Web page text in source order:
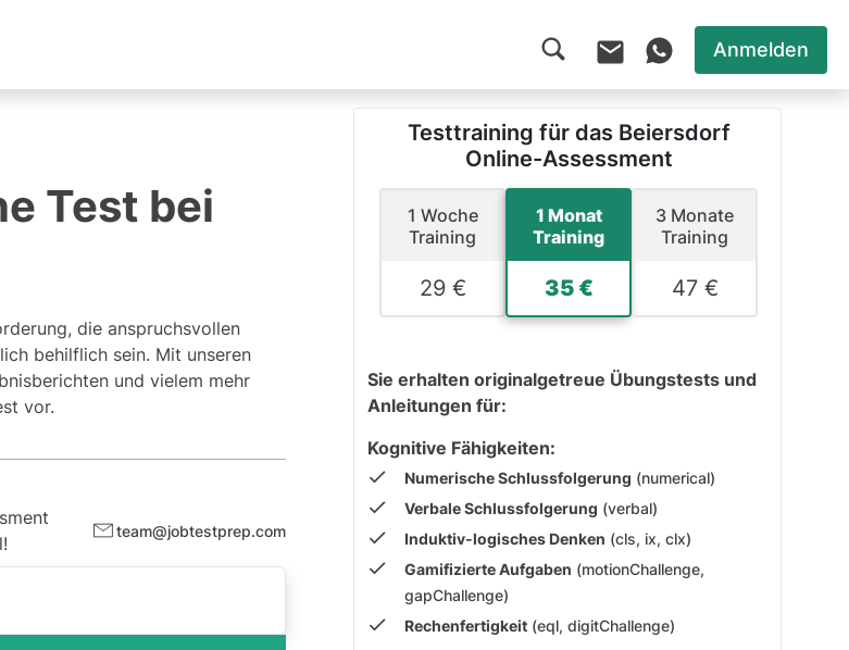
Anmelden
Test bei
die anspruchsvollen
behilflich sein. Mit unseren
und vielem mehr
vor.
Testtraining für das Beiersdorf
Online-Assessment
1 Woche
Training
29 €
1 Monat
Training
35 €
3 Monate
Training
47 €
Sie erhalten originalgetreue Übungstests und
Anleitungen für:
Kognitive Fähigkeiten:
Numerische Schlussfolgerung (numerical)
Verbale Schlussfolgerung (verbal)
Induktiv-logisches Denken (cls, ix, clx)
Gamifizierte Aufgaben (motionChallenge,
gapChallenge)
Rechenfertigkeit (eql, digitChallenge)
team@jobtestprep.com